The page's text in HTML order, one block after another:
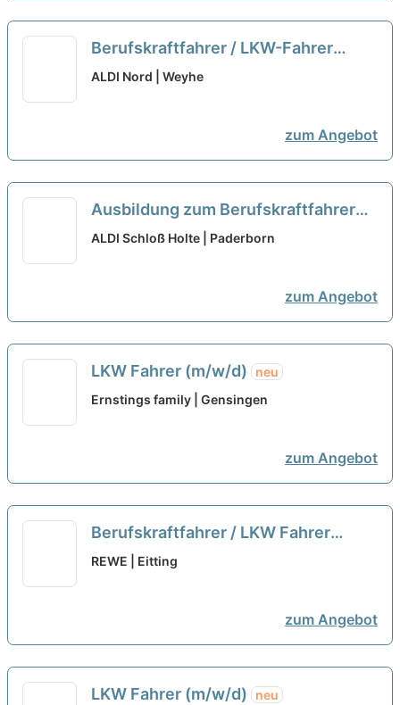
Berufskraftfahrer / LKW-Fahrer
(m/w/d) neu
ALDI Nord | Weyhe
zum Angebot
Ausbildung zum Berufskraftfahrer
zum 01.09.2026 (m/w/d)
ALDI Schloß Holte | Paderborn
zum Angebot
LKW Fahrer (m/w/d)
neu
Ernstings family | Gensingen
zum Angebot
Berufskraftfahrer / LKW Fahrer
(m/w/d) neu
REWE | Eitting
zum Angebot
LKW Fahrer (m/w/d)
neu